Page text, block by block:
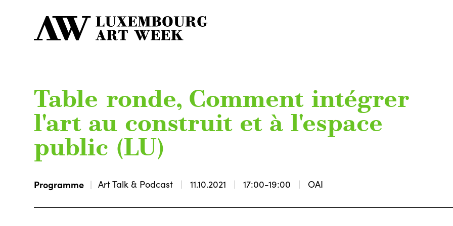
Table ronde, Comment intégrer
l'art au construit et à l'espace
public (LU)
Programme Art Talk & Podcast 11.10.2021 17:00-19:00 OAI